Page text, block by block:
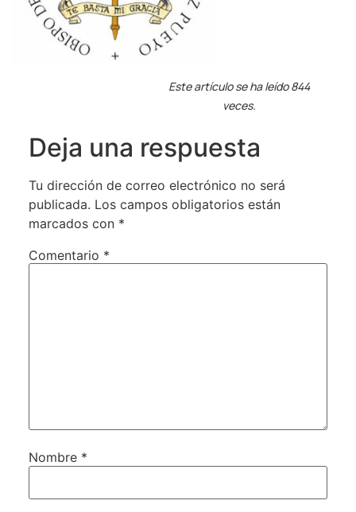
Este artículo se ha leído 844
veces.
Deja una respuesta
Tu dirección de correo electrónico no será
publicada. Los campos obligatorios están
marcados con *
Comentario *
Nombre *